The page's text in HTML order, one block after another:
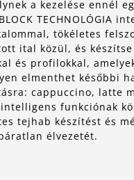
a kezelése ennél
TECHNOLÓGIA
tökéletes
ital közül, és
és profilokkal,
elmenthet későbbi
cappuccino, latte
funkciónak
tejhab készítést és
élvezetét.